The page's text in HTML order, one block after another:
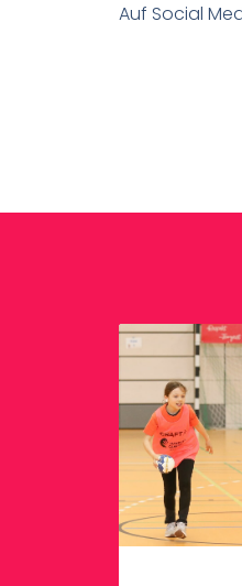
Auf Social